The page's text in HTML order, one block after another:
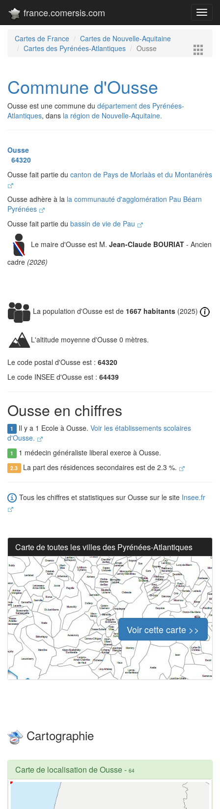
france.comersis.com
Cartes de France
Cartes de Nouvelle-Aquitaine
Cartes des Pyrénées-Atlantiques
Ousse
Commune d'Ousse
Ousse est une commune du département des Pyrénées-
Atlantiques, dans la région de Nouvelle-Aquitaine.
Ousse
64320
Ousse fait partie du canton de Pays de Morlaàs et du Montanérès
Ousse adhère à la la communauté d'agglomération Pau Béarn
Pyrénées
Ousse fait partie du bassin de vie de Pau
Le maire d'Ousse est M. Jean-Claude BOURIAT - Ancien
cadre (2026)
La population d'Ousse est de 1667 habitants (2025)
L'altitude moyenne d'Ousse 0 mètres.
Le code postal d'Ousse est : 64320
Le code INSEE d'Ousse est : 64439
Ousse en chiffres
1 Il y a 1 Ecole à Ousse. Voir les établissements scolaires
d'Ousse.
1 1 médecin généraliste liberal exerce à Ousse.
2.3 La part des résidences secondaires est de 2.3 %.
Tous les chiffres et statistiques sur Ousse sur le site Insee.fr
Carte de toutes les villes des Pyrénées-Atlantiques
Voir cette carte >>
Cartographie
Carte de localisation de Ousse- 64